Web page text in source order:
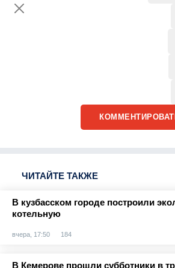
ЧИТАЙТЕ ТАКЖЕ
В кузбасском городе построили
котельную
вчера, 17:50 184
В Кемерове прошли субботники в